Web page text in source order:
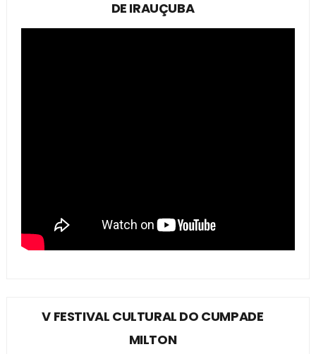
DE IRAUÇUBA
V FESTIVAL CULTURAL DO CUMPADE
MILTON